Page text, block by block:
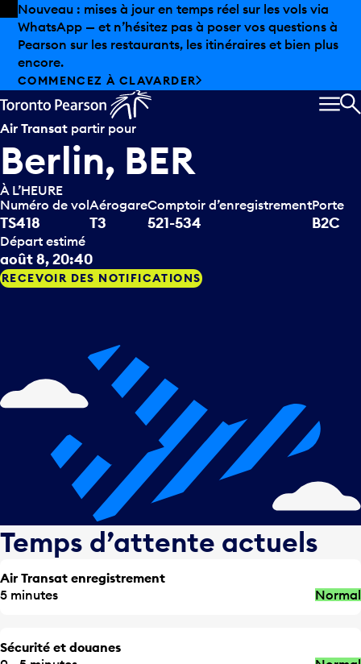
Skip to offers
Passer au contenu principal
Les aubaines estivales sont arrivées chez Pearson.
Magasinage hors taxes, offres gastronomiques et bien
plus encore.
DÉCOUVREZ L’ÉTÉ CHEZ PEARSON
Air Transatpartir pour
Berlin, BER
À L’HEURE
Numéro de vol
TS418 T3 521-534 B2C
Départ estimé
août 8, 20:40
RECEVOIR DES NOTIFICATIONS
Temps d’attente actuels
Air Transat enregistrement
5 minutes
0 - 5 minutes